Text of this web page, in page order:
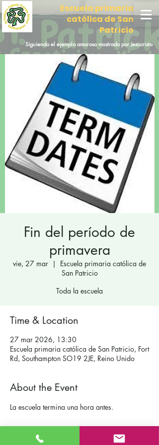
Escuela primaria
católica de San
Patricio
Siguiendo el ejemplo amoroso mostrado por Jesucristo
Fin del período de
primavera
vie, 27 mar
  |
Escuela primaria católica de
San Patricio
Toda la escuela
Time & Location
27 mar 2026, 13:30
Escuela primaria católica de San Patricio, Fort
Rd, Southampton SO19 2JE, Reino Unido
About the Event
La escuela termina una hora antes.